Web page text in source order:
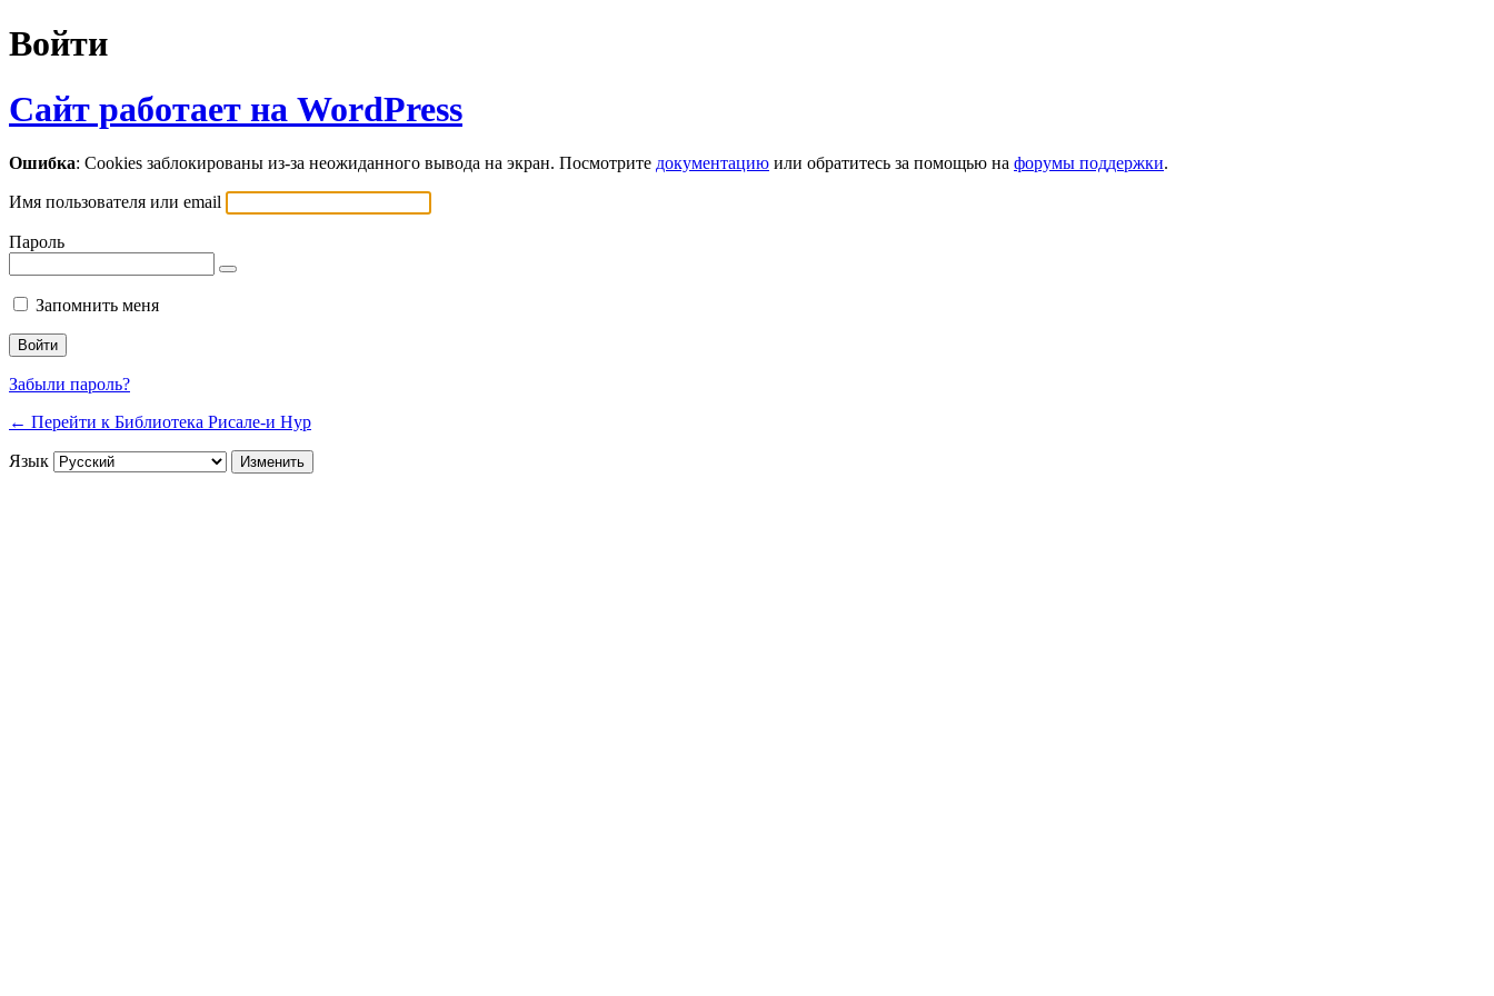
Войти
Сайт работает на WordPress
Ошибка: Cookies заблокированы из-за неожиданного вывода на экран. Посмотрите документацию или обратитесь за помощью на форумы поддержки.
Имя пользователя или email
Пароль
Запомнить меня
Забыли пароль?
← Перейти к Библиотека Рисале-и Нур
Язык